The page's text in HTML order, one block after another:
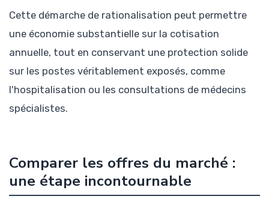
Cette démarche de rationalisation peut permettre
une économie substantielle sur la cotisation
annuelle, tout en conservant une protection solide
sur les postes véritablement exposés, comme
l'hospitalisation ou les consultations de médecins
spécialistes.
Comparer les offres du marché :
une étape incontournable